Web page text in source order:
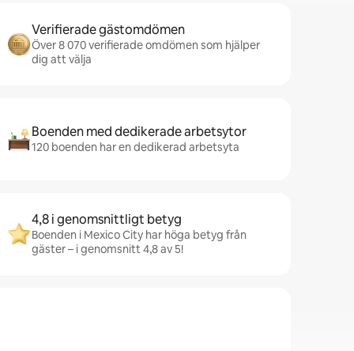
Verifierade gästomdömen
Över 8 070 verifierade omdömen som hjälper
dig att välja
Boenden med dedikerade arbetsytor
120 boenden har en dedikerad arbetsyta
4,8 i genomsnittligt betyg
Boenden i Mexico City har höga betyg från
gäster – i genomsnitt 4,8 av 5!